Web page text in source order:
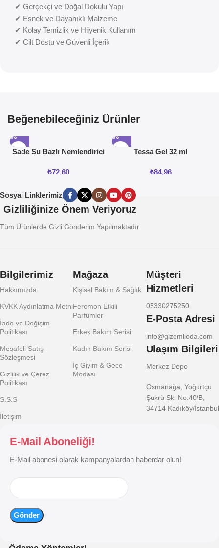
✔ Gerçekçi ve Doğal Dokulu Yapı
✔ Esnek ve Dayanıklı Malzeme
✔ Kolay Temizlik ve Hijyenik Kullanım
✔ Cilt Dostu ve Güvenli İçerik
Beğenebileceğiniz Ürünler
Sade Su Bazlı Nemlendirici
₺72,60
Tessa Gel 32 ml
₺84,96
Sosyal Linklerimiz
Gizliliğinize Önem Veriyoruz
Tüm Ürünlerde Gizli Gönderim Yapılmaktadır
Bilgilerimiz
Hakkımızda
KVKK Aydınlatma Metni
İade ve Değişim
Politikası
Mesafeli Satış
Sözleşmesi
Gizlilik ve Çerez
Politikası
S.S.S
İletişim
Mağaza
Kişisel Bakım & Sağlık
Feromon Etkili
Parfümler
Erkek Bakım Serisi
Kadın Bakım Serisi
İç Giyim & Gece
Modası
Müşteri
Hizmetleri
05330275250
E-Posta Adresi
info@gizemlioda.com
Ulaşım Bilgileri
Merkez Depo
Osmanağa, Yoğurtçu
Şükrü Sk. No:40/B,
34714 Kadıköy/İstanbul
E-Mail Aboneliği!
E-Mail abonesi olarak kampanyalardan haberdar olun!